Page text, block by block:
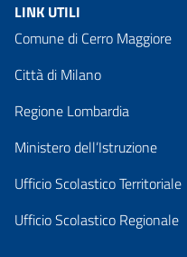
LINK UTILI
Comune di Cerro Maggiore
Città di Milano
Regione Lombardia
Ministero dell’Istruzione
Ufficio Scolastico Territoriale
Ufficio Scolastico Regionale